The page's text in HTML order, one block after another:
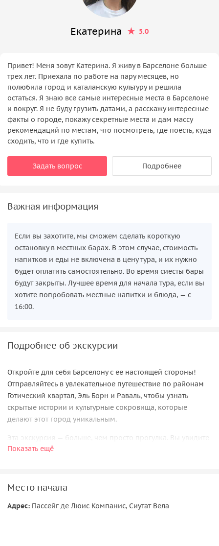
Екатерина 5.0
Привет! Меня зовут Катерина. Я живу в Барселоне больше
трех лет. Приехала по работе на пару месяцев, но
полюбила город и каталанскую культуру и решила
остаться. Я знаю все самые интересные места в Барселоне
и вокруг. Я не буду грузить датами, а расскажу интересные
факты о городе, покажу секретные места и дам массу
рекомендаций по местам, что посмотреть, где поесть, куда
сходить, что и где купить.
Задать вопрос Подробнее
Важная информация
Если вы захотите, мы сможем сделать короткую
остановку в местных барах. В этом случае, стоимость
напитков и еды не включена в цену тура, и их нужно
будет оплатить самостоятельно. Во время сиесты бары
будут закрыты. Лучшее время для начала тура, если вы
хотите попробовать местные напитки и блюда, — с
16:00.
Подробнее об экскурсии
Откройте для себя Барселону с ее настоящей стороны!
Отправляйтесь в увлекательное путешествие по районам
Готический квартал, Эль Борн и Раваль, чтобы узнать
скрытые истории и культурные сокровища, которые
делают этот город уникальным.
Эта экскурсия — больше, чем просто прогулка. Вы увидите
Барселону глазами каталонцев, узнаете ее глубже и
совершенно по-новому.
Что вас ждет?
Показать ещё
Место начала
Адрес: Пассейг де Люис Компанис, Сиутат Вела